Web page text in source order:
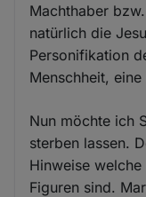
Machthaber
natürlich die
Personifikation
Menschheit,
Nun möchte ich
sterben lassen.
Hinweise
Figuren sind.